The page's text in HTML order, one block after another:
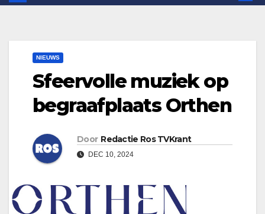
NIEUWS
Sfeervolle muziek op
begraafplaats Orthen
Door Redactie Ros TVKrant
DEC 10, 2024